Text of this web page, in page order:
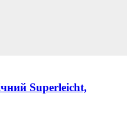
Superleicht,